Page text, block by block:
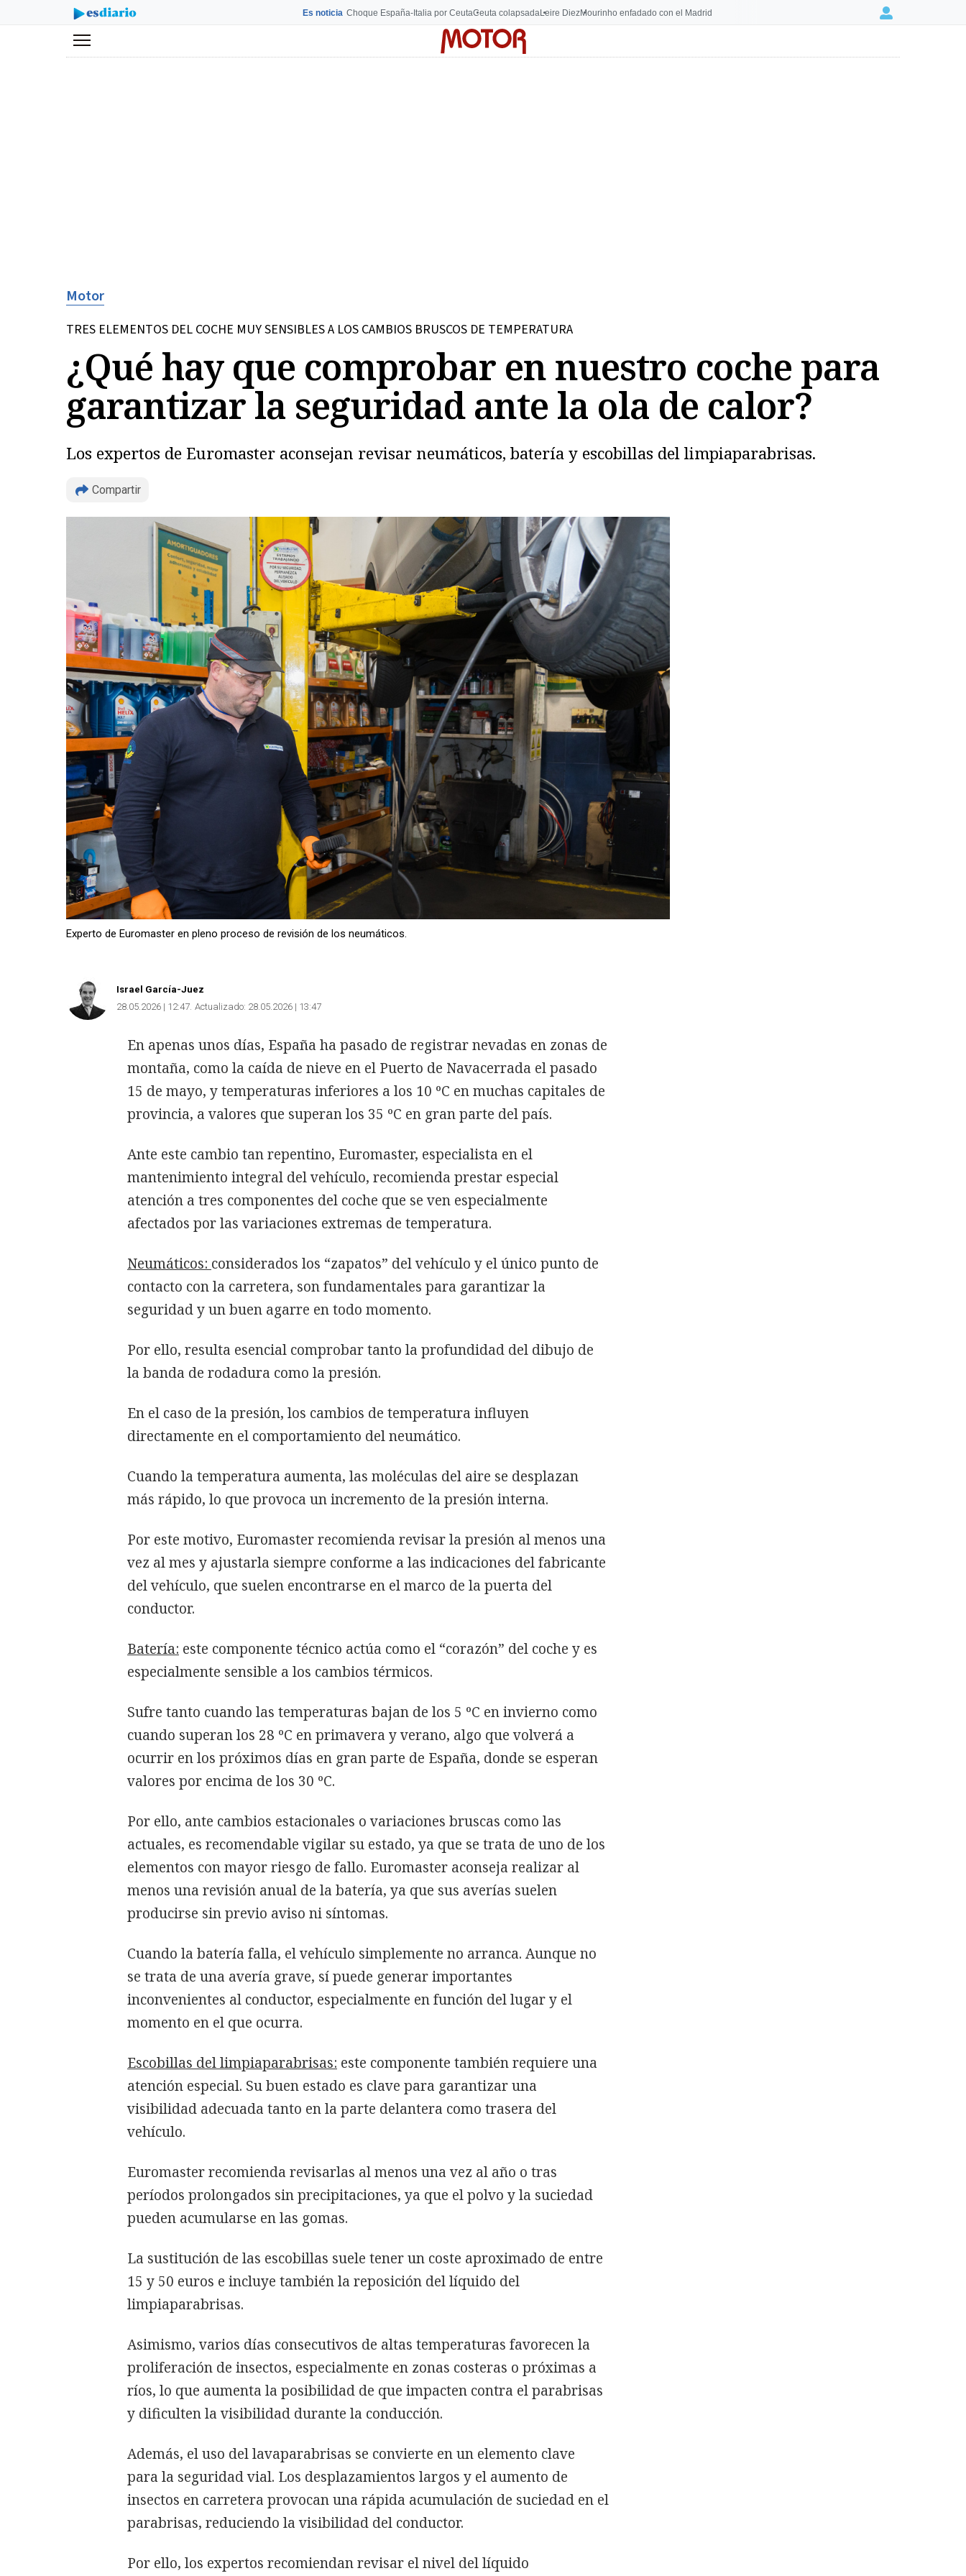
Es noticia Choque España-Italia por CeutaCeuta colapsadaLeire DiezMourinho enfadado con el Madrid Login
Menú
Motor
TRES ELEMENTOS DEL COCHE MUY SENSIBLES A LOS CAMBIOS BRUSCOS DE TEMPERATURA
¿Qué hay que comprobar en nuestro coche para
garantizar la seguridad ante la ola de calor?
Los expertos de Euromaster aconsejan revisar neumáticos, batería y escobillas del limpiaparabrisas.
Compartir
Experto de Euromaster en pleno proceso de revisión de los neumáticos.
Israel García-Juez
28.05.2026 | 12:47 Actualizado: 28.05.2026 | 13:47
En apenas unos días, España ha pasado de registrar nevadas en zonas de
montaña, como la caída de nieve en el Puerto de Navacerrada el pasado
15 de mayo, y temperaturas inferiores a los 10 ºC en muchas capitales de
provincia, a valores que superan los 35 ºC en gran parte del país.
Ante este cambio tan repentino, Euromaster, especialista en el
mantenimiento integral del vehículo, recomienda prestar especial
atención a tres componentes del coche que se ven especialmente
afectados por las variaciones extremas de temperatura.
Neumáticos: considerados los “zapatos” del vehículo y el único punto de
contacto con la carretera, son fundamentales para garantizar la
seguridad y un buen agarre en todo momento.
Por ello, resulta esencial comprobar tanto la profundidad del dibujo de
la banda de rodadura como la presión.
En el caso de la presión, los cambios de temperatura influyen
directamente en el comportamiento del neumático.
Cuando la temperatura aumenta, las moléculas del aire se desplazan
más rápido, lo que provoca un incremento de la presión interna.
Por este motivo, Euromaster recomienda revisar la presión al menos una
vez al mes y ajustarla siempre conforme a las indicaciones del fabricante
del vehículo, que suelen encontrarse en el marco de la puerta del
conductor.
Batería: este componente técnico actúa como el “corazón” del coche y es
especialmente sensible a los cambios térmicos.
Sufre tanto cuando las temperaturas bajan de los 5 ºC en invierno como
cuando superan los 28 ºC en primavera y verano, algo que volverá a
ocurrir en los próximos días en gran parte de España, donde se esperan
valores por encima de los 30 ºC.
Por ello, ante cambios estacionales o variaciones bruscas como las
actuales, es recomendable vigilar su estado, ya que se trata de uno de los
elementos con mayor riesgo de fallo. Euromaster aconseja realizar al
menos una revisión anual de la batería, ya que sus averías suelen
producirse sin previo aviso ni síntomas.
Cuando la batería falla, el vehículo simplemente no arranca. Aunque no
se trata de una avería grave, sí puede generar importantes
inconvenientes al conductor, especialmente en función del lugar y el
momento en el que ocurra.
Escobillas del limpiaparabrisas: este componente también requiere una
atención especial. Su buen estado es clave para garantizar una
visibilidad adecuada tanto en la parte delantera como trasera del
vehículo.
Euromaster recomienda revisarlas al menos una vez al año o tras
períodos prolongados sin precipitaciones, ya que el polvo y la suciedad
pueden acumularse en las gomas.
La sustitución de las escobillas suele tener un coste aproximado de entre
15 y 50 euros e incluye también la reposición del líquido del
limpiaparabrisas.
Asimismo, varios días consecutivos de altas temperaturas favorecen la
proliferación de insectos, especialmente en zonas costeras o próximas a
ríos, lo que aumenta la posibilidad de que impacten contra el parabrisas
y dificulten la visibilidad durante la conducción.
Además, el uso del lavaparabrisas se convierte en un elemento clave
para la seguridad vial. Los desplazamientos largos y el aumento de
insectos en carretera provocan una rápida acumulación de suciedad en el
parabrisas, reduciendo la visibilidad del conductor.
Por ello, los expertos recomiendan revisar el nivel del líquido